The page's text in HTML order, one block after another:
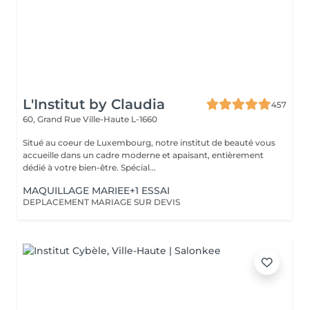
L'Institut by Claudia
457
60, Grand Rue Ville-Haute L-1660
Situé au coeur de Luxembourg, notre institut de beauté vous
accueille dans un cadre moderne et apaisant, entièrement
dédié à votre bien-être. Spécial...
MAQUILLAGE MARIEE+1 ESSAI
DEPLACEMENT MARIAGE SUR DEVIS